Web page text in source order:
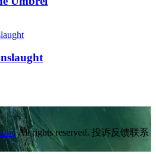
. All rights reserved. 投诉反馈联系